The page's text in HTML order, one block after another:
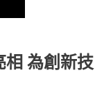
為創新技